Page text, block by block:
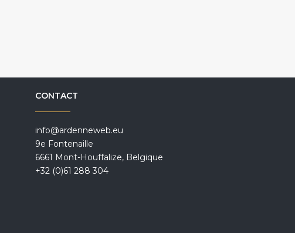
CONTACT
info@ardenneweb.eu
9e Fontenaille
6661 Mont-Houffalize, Belgique
+32 (0)61 288 304